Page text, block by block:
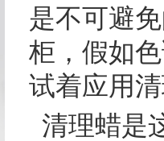
是不可避
柜，假如
试着应用
清理蜡是